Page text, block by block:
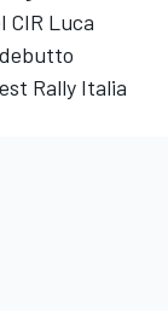
CIR Luca
Rally Italia